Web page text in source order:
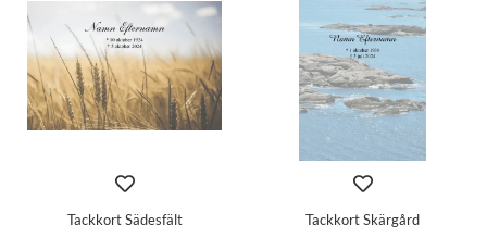
Tackkort Sädesfält Tackkort Skärgård